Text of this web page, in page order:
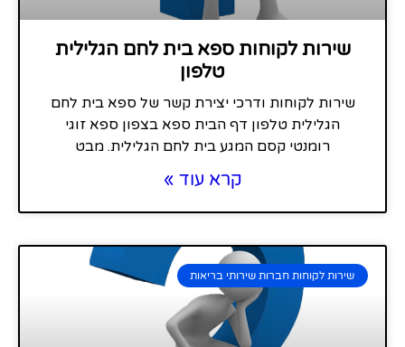
שירות לקוחות ספא בית לחם הגלילית
טלפון
שירות לקוחות ודרכי יצירת קשר של ספא בית לחם
הגלילית טלפון דף הבית ספא בצפון ספא זוגי
רומנטי קסם המגע בית לחם הגלילית. מבט
קרא עוד »
שירות לקוחות חברות שירותי בריאות